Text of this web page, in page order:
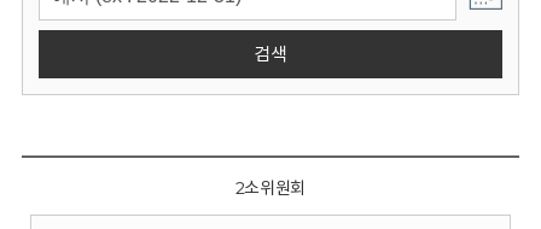
검색
2소위원회